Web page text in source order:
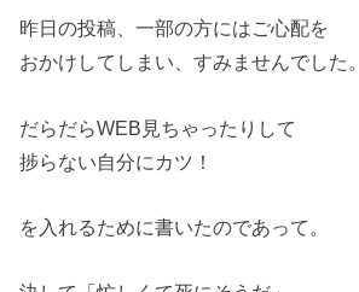
昨日の投稿、一部の方にはご心配を
おかけしてしまい、すみませんでした。
だらだらWEB見ちゃったりして
捗らない自分にカツ！
を入れるために書いたのであって。